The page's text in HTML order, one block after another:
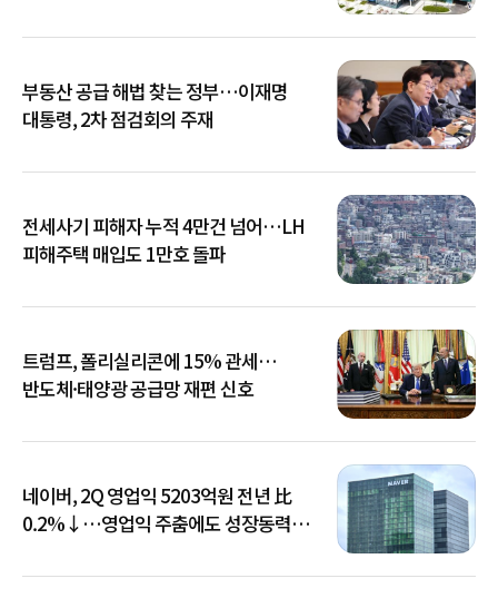
부동산 공급 해법 찾는 정부…이재명
대통령, 2차 점검회의 주재
전세사기 피해자 누적 4만건 넘어…LH
피해주택 매입도 1만호 돌파
트럼프, 폴리실리콘에 15% 관세…
반도체·태양광 공급망 재편 신호
네이버, 2Q 영업익 5203억원 전년 比
0.2%↓…영업익 주춤에도 성장동력